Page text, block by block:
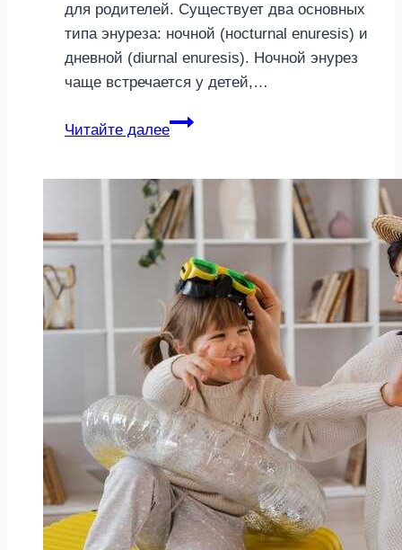
для родителей. Существует два основных
типа энуреза: ночной (ноcturnal enuresis) и
дневной (diurnal enuresis). Ночной энурез
чаще встречается у детей,…
Читайте далее
Энурез